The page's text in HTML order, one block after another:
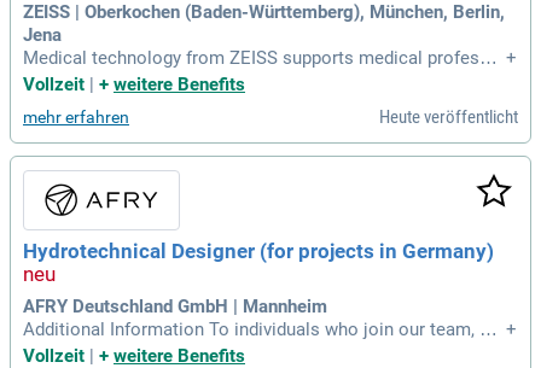
ZEISS | Oberkochen (Baden-Württemberg), München, Berlin,
Jena
Medical technology from ZEISS supports medical professio
nals in improving the lives of patients worldwide. The fact t
s what drives us every day.
+
Vollzeit
+ weitere Benefits
mehr erfahren Heute veröffentlicht
Hydrotechnical Designer (for projects in Germany)
AFRY Deutschland GmbH | Mannheim
Additional Information To individuals who join our team, we
offer: Employment based on an employment contract; Priva
+
Vollzeit | + weitere Benefits